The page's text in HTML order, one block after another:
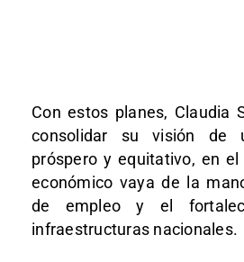
Con estos planes, Claudia
consolidar su visión de
próspero y equitativo, en
económico vaya de la
de empleo y el
infraestructuras nacionales.